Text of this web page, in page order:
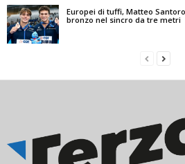
Europei di tuffi, Matteo
bronzo nel sincro da tre metri